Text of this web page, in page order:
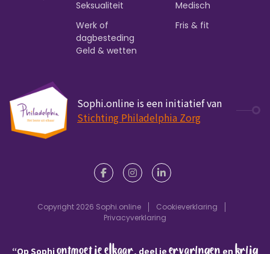
Seksualiteit
Werk of
dagbesteding
Medisch
Fris & fit
Geld & wetten
Sophi.online is een initiatief van
Stichting Philadelphia Zorg
Copyright 2026 Sophi.online
Cookieverklaring
Privacyverklaring
“Op Sophi , deel je en